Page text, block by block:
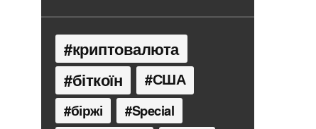
криптовалюта
біткоїн США
біржі Special